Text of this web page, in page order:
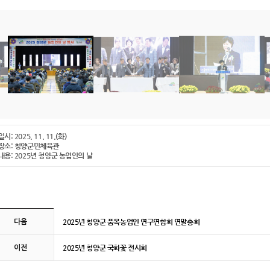
시: 2025. 11. 11.(화)
소: 청양군민체육관
용: 2025년 청양군 농업인의 날
이전 및 다음 링크
다음 2025년 청양군 품목농업인 연구연합회 연말총회
이전 2025년 청양군 국화꽃 전시회